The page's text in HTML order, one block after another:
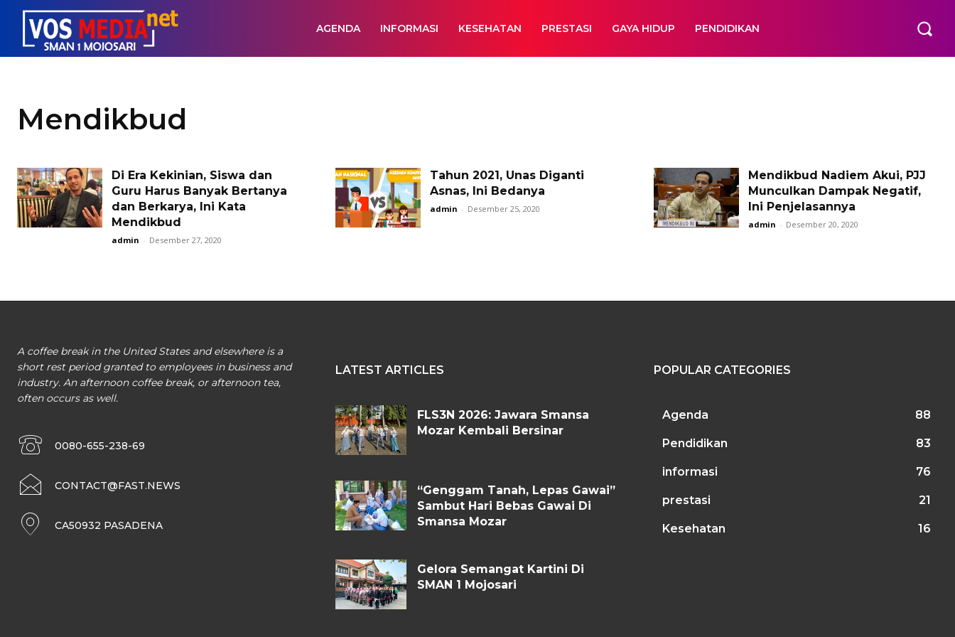
AGENDA INFORMASI KESEHATAN PRESTASI GAYA HIDUP PENDIDIKAN
Mendikbud
Di Era Kekinian, Siswa dan
Guru Harus Banyak Bertanya
dan Berkarya, Ini Kata
Mendikbud
admin - Desember 27, 2020
Tahun 2021, Unas Diganti
Asnas, Ini Bedanya
admin - Desember 25, 2020
Mendikbud Nadiem Akui, PJJ
Munculkan Dampak Negatif,
Ini Penjelasannya
admin - Desember 20, 2020
A coffee break in the United States and elsewhere is a
short rest period granted to employees in business and
industry. An afternoon coffee break, or afternoon tea,
often occurs as well.
0080-655-238-69
CONTACT@FAST.NEWS
CA50932 PASADENA
LATEST ARTICLES
FLS3N 2026: Jawara Smansa
Mozar Kembali Bersinar
“Genggam Tanah, Lepas Gawai”
Sambut Hari Bebas Gawai Di
Smansa Mozar
Gelora Semangat Kartini Di
SMAN 1 Mojosari
POPULAR CATEGORIES
Agenda 88
Pendidikan 83
informasi 76
prestasi 21
Kesehatan 16